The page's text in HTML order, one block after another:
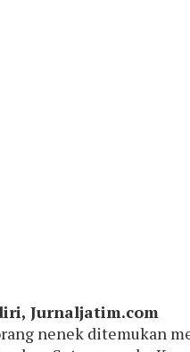
Jurnaljatim.com
nenek ditemukan